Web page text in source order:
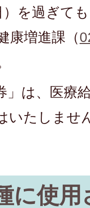
）を過ぎて
康増進課（
」は、医療
いたしませ
に使